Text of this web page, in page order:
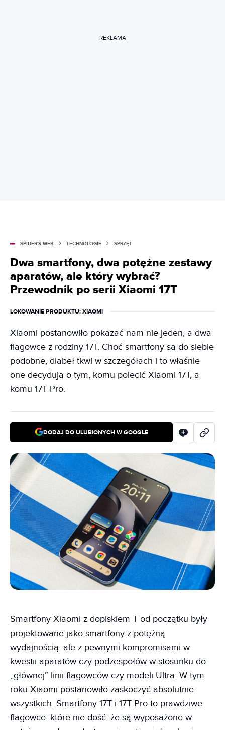
REKLAMA
SPIDER'S WEB TECHNOLOGIE SPRZĘT
Dwa smartfony, dwa potężne zestawy
aparatów, ale który wybrać?
Przewodnik po serii Xiaomi 17T
LOKOWANIE PRODUKTU: XIAOMI
Xiaomi postanowiło pokazać nam nie jeden, a dwa
flagowce z rodziny 17T. Choć smartfony są do siebie
podobne, diabeł tkwi w szczegółach i to właśnie
one decydują o tym, komu polecić Xiaomi 17T, a
komu 17T Pro.
DODAJ DO ULUBIONYCH W GOOGLE
Smartfony Xiaomi z dopiskiem T od początku były
projektowane jako smartfony z potężną
wydajnością, ale z pewnymi kompromisami w
kwestii aparatów czy podzespołów w stosunku do
„głównej” linii flagowców czy modeli Ultra. W tym
roku Xiaomi postanowiło zaskoczyć absolutnie
wszystkich. Smartfony 17T i 17T Pro to prawdziwe
flagowce, które nie dość, że są wyposażone w